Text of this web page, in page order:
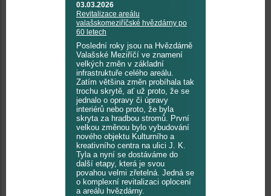
03.03.2026
Revitalizace areálu
valašskomeziříčské hvězdárny po
60 letech
Poslední roky jsou na Hvězdárně
Valašské Meziříčí ve znamení
velkých změn v základní
infrastruktuře celého areálu.
Zatím většina změn probíhala tak
trochu skrytě, ať už proto, že se
jednalo o opravy či úpravy
interiérů nebo proto, že byla
skryta za hradbou stromů. První
velkou změnou bylo vybudování
nového objektu Kulturního a
kreativního centra na ulici J. K.
Tyla a nyní se dostáváme do
další etapy, která je svou
povahou velmi zřetelná. Jedná se
o komplexní revitalizaci oplocení
a areálu hvězdárny.